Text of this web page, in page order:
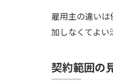
雇用主の違い
加しなくてよい
契約範囲の